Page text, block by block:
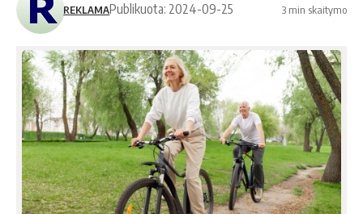
REKLAMAPublikuota: 2024-09-25 3 min skaitymo